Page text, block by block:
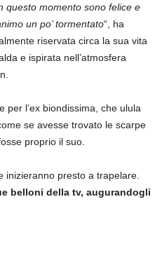
questo momento sono felice e
un po’ tormentato“, ha
riservata circa la sua vita
e ispirata nell’atmosfera
per l’ex biondissima, che ulula
se avesse trovato le scarpe
proprio il suo.
inizieranno presto a trapelare.
belloni della tv, augurandogli